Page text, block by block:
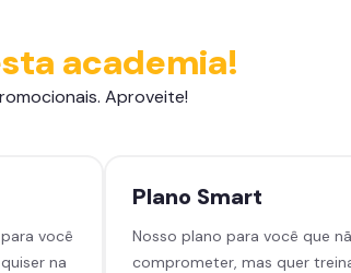
academia!
Aproveite!
você
na
Plano Smart
Nosso plano para você que
comprometer, mas quer